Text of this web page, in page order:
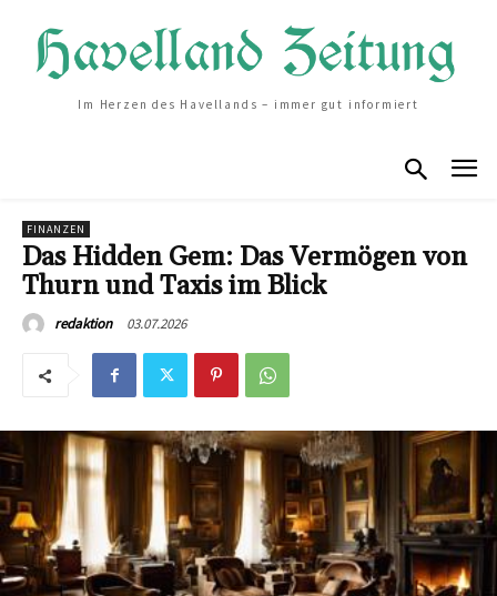
Im Herzen des Havellands – immer gut informiert
FINANZEN
Das Hidden Gem: Das Vermögen von
Thurn und Taxis im Blick
redaktion 03.07.2026